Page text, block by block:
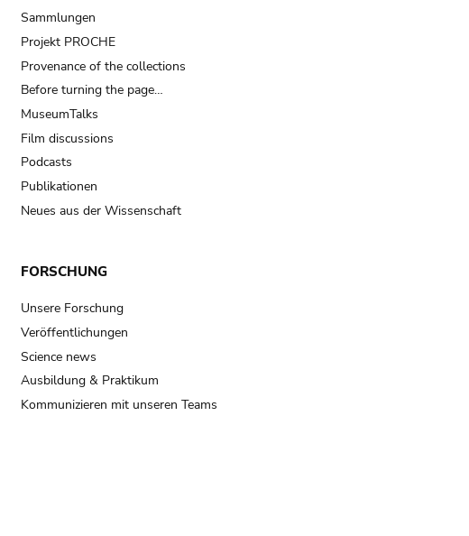
Sammlungen
Projekt PROCHE
Provenance of the collections
Before turning the page…
MuseumTalks
Film discussions
Podcasts
Publikationen
Neues aus der Wissenschaft
FORSCHUNG
Unsere Forschung
Veröffentlichungen
Science news
Ausbildung & Praktikum
Kommunizieren mit unseren Teams